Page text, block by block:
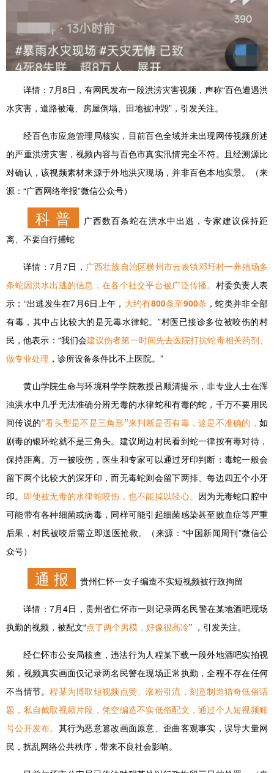
详情：7月8日，有网民发布一段洪涝灾害视频，声称“百色遭遇洪
水灾害，道路被淹、房屋倒塌、田地被冲毁”，引发关注。
经百色市应急管理局核实，目前百色全域并未出现网传视频所述
的严重洪涝灾害，视频内容与百色市真实汛情完全不符。且经溯源比
对确认，该视频素材来源于外地洪灾现场，并非百色本地实景。（来
源：“广西网络举报”微信公众号）
科 普
广西数百条蛇在洪水中出逃，专家建议保持距
离、不要自行捕蛇
详情： 7月7日， 广西壮族自治区横州市云表镇邓圩村一养殖场多
条蛇因洪水出逃的信息，在各个社交平台被广泛传播。 村委负责人表
示：“出逃发生在7月6日上午， 大约有800条至900条 ，蛇类并非全部
有毒，其中占比较大的是无毒水律蛇。”村医已接诊多位被咬伤的村
民，他表示：“我们会建议伤者第一时间先去医院打抗蛇毒相关药剂、
做专业处理 ，诊所设备条件比不上医院。”
黄山学院生命与环境科学学院教授吕顺清提示，非专业人士在浑
浊洪水中几乎无法准确分辨无毒的水律蛇和有毒的蛇，千万不要用民
间传说的“看头型是不是三角形”来判断是否有毒，这是不准确的，如
剧毒的银环蛇就不是三角头。建议周边村民看到蛇一律按有毒对待，
保持距离。万一被咬伤，医生和专家可以通过牙印判断：毒蛇一般会
留下两个比较大的深牙印，而无毒蛇则会留下两排、每边四五个小牙
印。 即使被无毒的水律蛇咬伤，也不能掉以轻心。 因为无毒蛇口腔中
可能带有各种细菌或病毒，同样可能引起细菌感染甚至败血症等严重
后果，村民被咬后需立即送医抢救。（来源：“中国新闻周刊”微信公
众号）
通 报 贵州仁怀一女子编造不实短视频被行政拘留
详情： 7月4日，贵州省仁怀市一则记录两名民警在某地酒吧现场
执勤的视频，被配文“点了两个男模，好像很高冷” ，引发关注。
经仁怀市公安局核查，违法行为人程某下载一段外地酒吧实拍视
频，视频真实画面仅记录两名民警在现场正常执勤，全程不存在任何
不当情节。程某为博取短视频点赞、涨粉引流，刻意制造猎奇低俗话
题，私自截取视频片段，凭空编造不实低俗配文，通过个人短视频账
号公开发布。 其行为恶意篡改画面原意、歪曲客观事实，误导大量网
民，扰乱网络公共秩序，带来不良社会影响。